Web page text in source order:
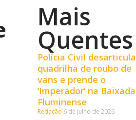
Mais
Quentes
Polícia Civil desarticula
quadrilha de roubo de
vans e prende o
‘Imperador’ na Baixada
Fluminense
Redação 6 de julho de 2026